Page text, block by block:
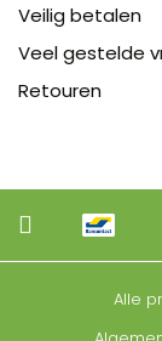
Veilig betalen
Veel gestelde
Retouren
Alle